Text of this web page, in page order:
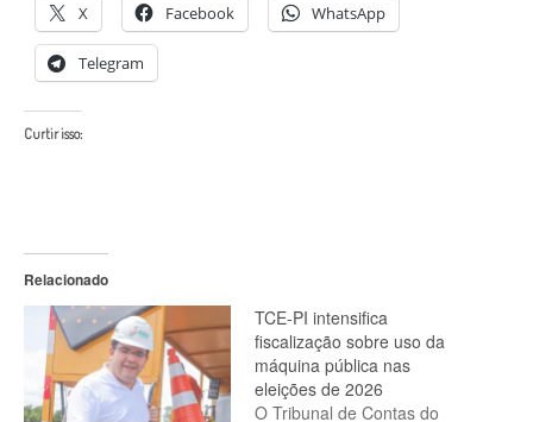
X Facebook WhatsApp
Telegram
Curtir isso:
Relacionado
TCE-PI intensifica
fiscalização sobre uso da
máquina pública nas
eleições de 2026
O Tribunal de Contas do